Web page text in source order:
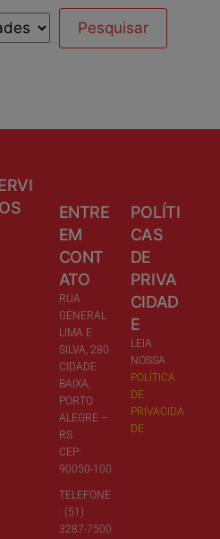
ENTRE
EM
CONT
ATO
RUA
GENERAL
LIMA E
SILVA, 280
CIDADE
BAIXA,
PORTO
ALEGRE –
RS
CEP:
90050-100
TELEFONE
: (51)
3287-7500
POLÍTI
CAS
DE
PRIVA
CIDAD
E
LEIA
NOSSA
POLÍTICA
DE
PRIVACIDA
DE